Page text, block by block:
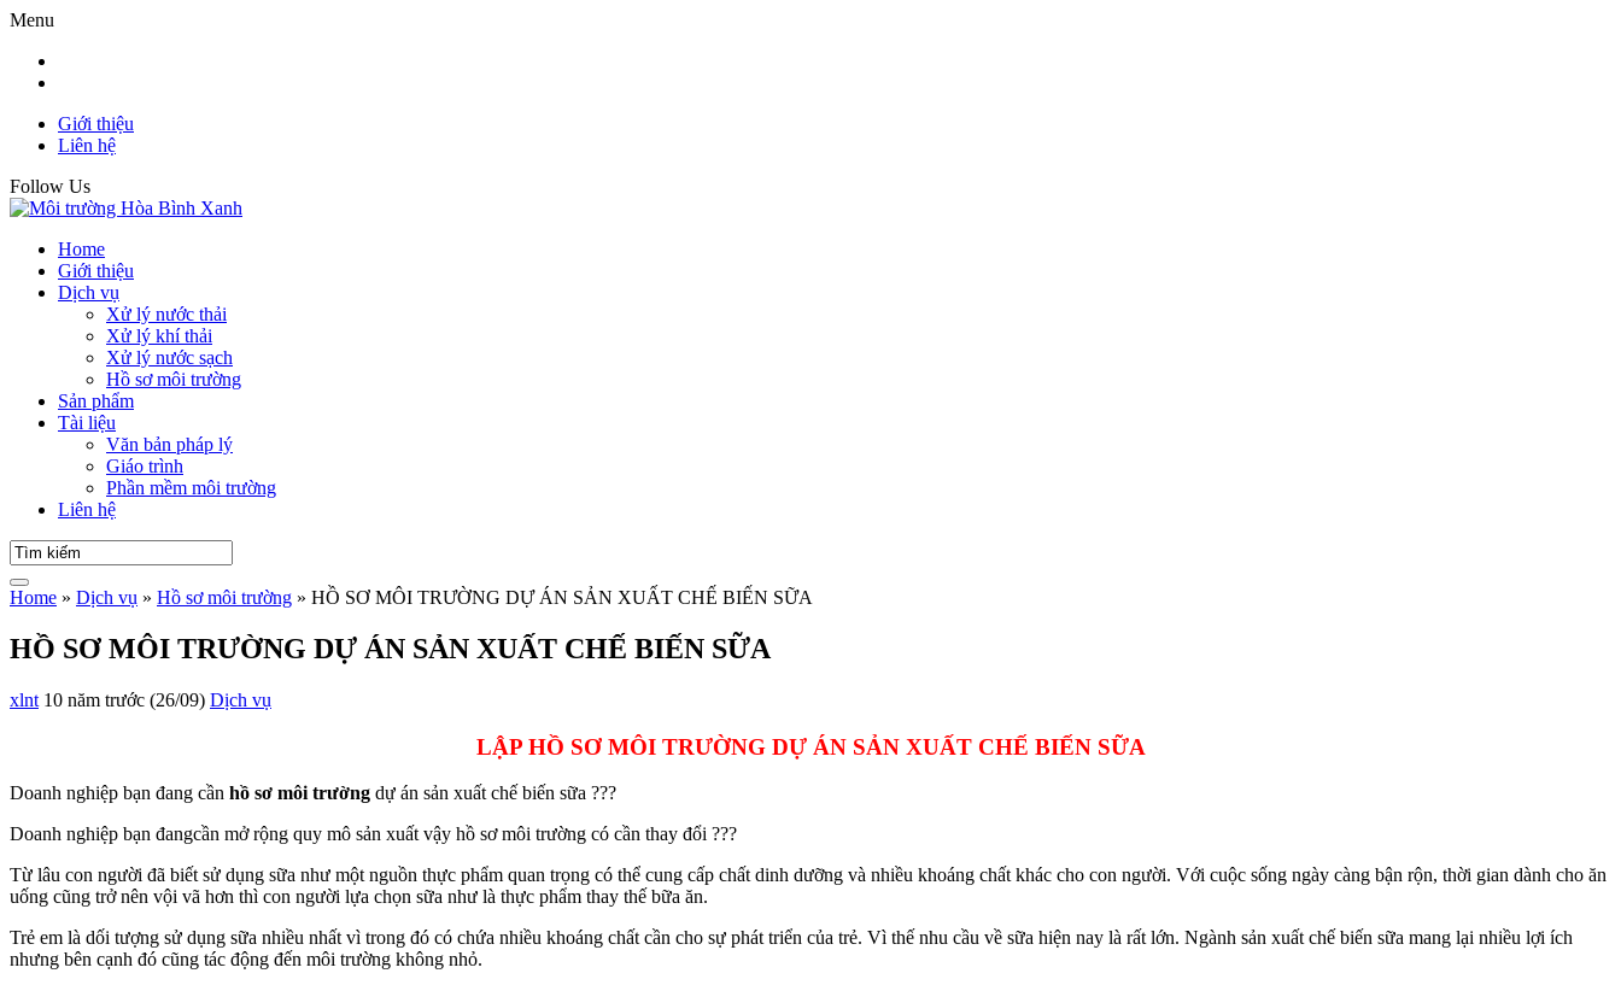
Menu
Giới thiệu
Liên hệ
Follow Us
Home
Giới thiệu
Dịch vụ
Xử lý nước thải
Xử lý khí thải
Xử lý nước sạch
Hồ sơ môi trường
Sản phẩm
Tài liệu
Văn bản pháp lý
Giáo trình
Phần mềm môi trường
Liên hệ
Home » Dịch vụ » Hồ sơ môi trường » HỒ SƠ MÔI TRƯỜNG DỰ ÁN SẢN XUẤT CHẾ BIẾN SỮA
HỒ SƠ MÔI TRƯỜNG DỰ ÁN SẢN XUẤT CHẾ BIẾN SỮA
xlnt 10 năm trước (26/09) Dịch vụ
LẬP HỒ SƠ MÔI TRƯỜNG DỰ ÁN SẢN XUẤT CHẾ BIẾN SỮA
Doanh nghiệp bạn đang cần hồ sơ môi trường dự án sản xuất chế biến sữa ???
Doanh nghiệp bạn đangcần mở rộng quy mô sản xuất vậy hồ sơ môi trường có cần thay đổi ???
Từ lâu con người đã biết sử dụng sữa như một nguồn thực phẩm quan trọng có thể cung cấp chất dinh dưỡng và nhiều khoáng chất khác cho con người. Với cuộc sống ngày càng bận rộn, thời gian dành cho ăn
uống cũng trở nên vội vã hơn thì con người lựa chọn sữa như là thực phẩm thay thế bữa ăn.
Trẻ em là dối tượng sử dụng sữa nhiều nhất vì trong đó có chứa nhiều khoáng chất cần cho sự phát triển của trẻ. Vì thế nhu cầu về sữa hiện nay là rất lớn. Ngành sản xuất chế biến sữa mang lại nhiều lợi ích
nhưng bên cạnh đó cũng tác động đến môi trường không nhỏ.